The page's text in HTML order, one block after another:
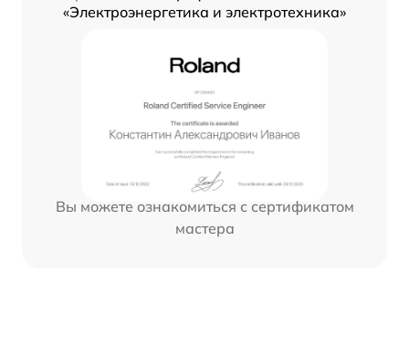
«Электроэнергетика и электротехника»
Вы можете ознакомиться с сертификатом
мастера